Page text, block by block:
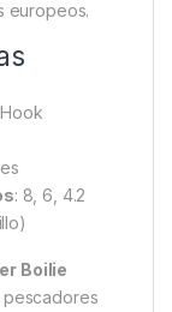
europeos.
: 8, 6, 4.2
Boilie